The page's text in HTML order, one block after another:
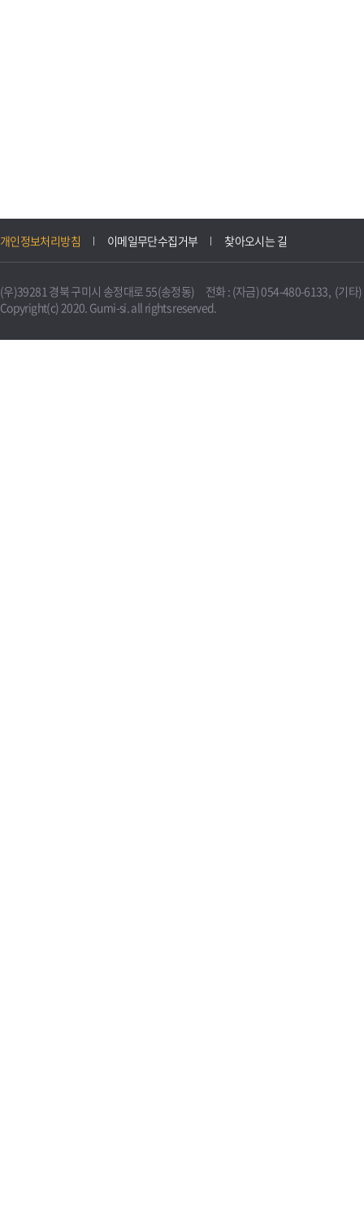
개인정보처리방침 이메일무단수집거부 찾아오시는 길
(우)39281 경북 구미시 송정대로 55(송정동) 전화 : (자금) 054-480-6133, (기타
Copyright(c) 2020. Gumi-si. all rights reserved.